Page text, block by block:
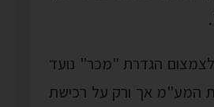
הגדרת "מכר" נועד
המע"מ אך ורק על רכישת